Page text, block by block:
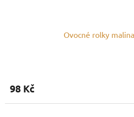
Ovocné rolky
98 Kč